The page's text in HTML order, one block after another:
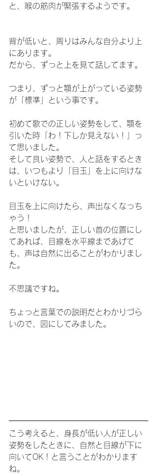
と、喉の筋肉が緊張するようです。
背が低いと、周りはみんな自分より上
にあります。
だから、ずっと上を見て話してます。
つまり、ずっと顎が上がっている姿勢
が「標準」という事です。
初めて歌での正しい姿勢をして、顎を
引いた時「わ！下しか見えない！」っ
て思いました。
そして良い姿勢で、人と話をするとき
は、いつもより「目玉」を上に向けな
いといけない。
目玉を上に向けたら、声出なくなっち
ゃう！
と思いましたが、正しい首の位置にし
てあれば、目線を水平線まであげて
も、声は自然に出ることがわかりまし
た。
不思議ですね。
ちょっと言葉での説明だとわかりづら
いので、図にしてみました。
こう考えると、身長が低い人が正しい
姿勢をしたときに、自然と目線が下に
向いてOK！と言うことがわかります
ね。